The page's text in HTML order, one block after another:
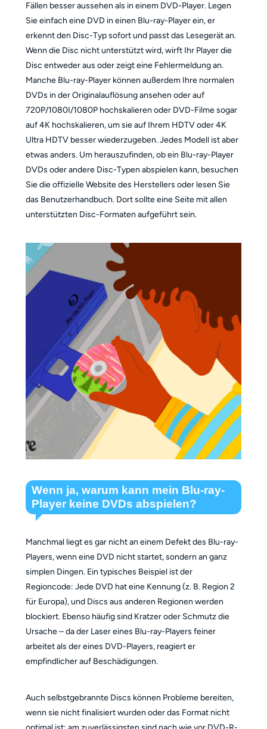
Fällen besser aussehen als in einem DVD-Player. Legen
Sie einfach eine DVD in einen Blu-ray-Player ein, er
erkennt den Disc-Typ sofort und passt das Lesegerät an.
Wenn die Disc nicht unterstützt wird, wirft Ihr Player die
Disc entweder aus oder zeigt eine Fehlermeldung an.
Manche Blu-ray-Player können außerdem Ihre normalen
DVDs in der Originalauflösung ansehen oder auf
720P/1080I/1080P hochskalieren oder DVD-Filme sogar
auf 4K hochskalieren, um sie auf Ihrem HDTV oder 4K
Ultra HDTV besser wiederzugeben. Jedes Modell ist aber
etwas anders. Um herauszufinden, ob ein Blu-ray-Player
DVDs oder andere Disc-Typen abspielen kann, besuchen
Sie die offizielle Website des Herstellers oder lesen Sie
das Benutzerhandbuch. Dort sollte eine Seite mit allen
unterstützten Disc-Formaten aufgeführt sein.
Wenn ja, warum kann mein Blu-ray-
Player keine DVDs abspielen?
Manchmal liegt es gar nicht an einem Defekt des Blu-ray-
Players, wenn eine DVD nicht startet, sondern an ganz
simplen Dingen. Ein typisches Beispiel ist der
Regioncode: Jede DVD hat eine Kennung (z. B. Region 2
für Europa), und Discs aus anderen Regionen werden
blockiert. Ebenso häufig sind Kratzer oder Schmutz die
Ursache – da der Laser eines Blu-ray-Players feiner
arbeitet als der eines DVD-Players, reagiert er
empfindlicher auf Beschädigungen.
Auch selbstgebrannte Discs können Probleme bereiten,
wenn sie nicht finalisiert wurden oder das Format nicht